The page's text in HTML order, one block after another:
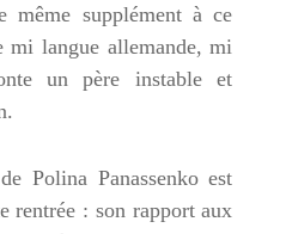
même supplément à ce
mi langue allemande, mi
un père instable et
Polina Panassenko est
rentrée : son rapport aux